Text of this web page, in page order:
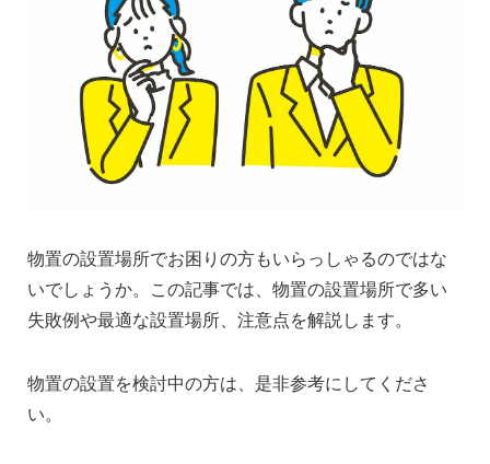
物置の設置場所でお困りの方もいらっしゃるのではな
いでしょうか。この記事では、物置の設置場所で多い
失敗例や最適な設置場所、注意点を解説します。
物置の設置を検討中の方は、是非参考にしてくださ
い。